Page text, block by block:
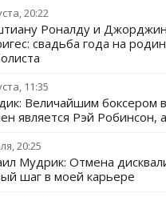
20:22
Роналду и
свадьба года на
11:35
Величайшим боксером
является Рэй Робинсон,
20:25
Мудрик: Отмена
шаг в моей карьере